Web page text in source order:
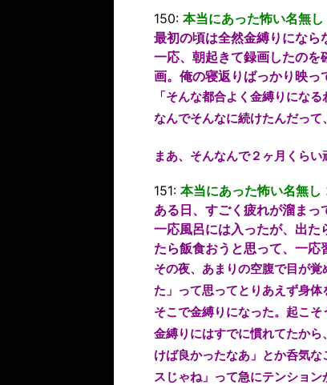
150: 本当にあった怖い名無し
最初の頃は全然金縛りになら
一応、朝起きて録画したの
画。俺の寝返りばっかり映っ
「そんな都合よく金縛りにな
なんでそんなに続けたんだっ
まあ、そんなんで２ヶ月くらい
151: 本当にあった怖い名無し
ある日、すごく疲れが溜ま
一応風呂には入ったが、出た
たら飯食おうと思って、一
その夜、あまりの空腹で目が
た」って思ってとりあえず身
そこで金縛りになった。起こ
金縛りにはすでに慣れてたか
けば良かったなあ」とか呑気
スじゃね」って急にテンション